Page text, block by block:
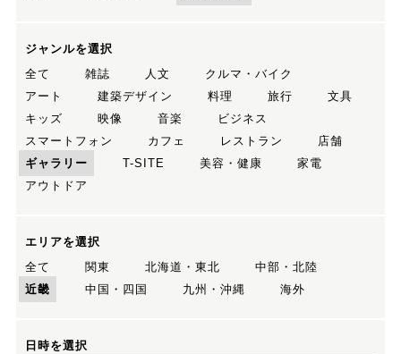
ジャンルを選択
全て
雑誌 人文
クルマ・バイク
アート
建築デザイン 料理 旅行
文具
キッズ
映像 音楽
ビジネス
スマートフォン
カフェ レストラン
店舗
ギャラリー
T-SITE 美容・健康
家電
アウトドア
エリアを選択
全て
関東 北海道・東北
中部・北陸
近畿
中国・四国 九州・沖縄 海外
日時を選択